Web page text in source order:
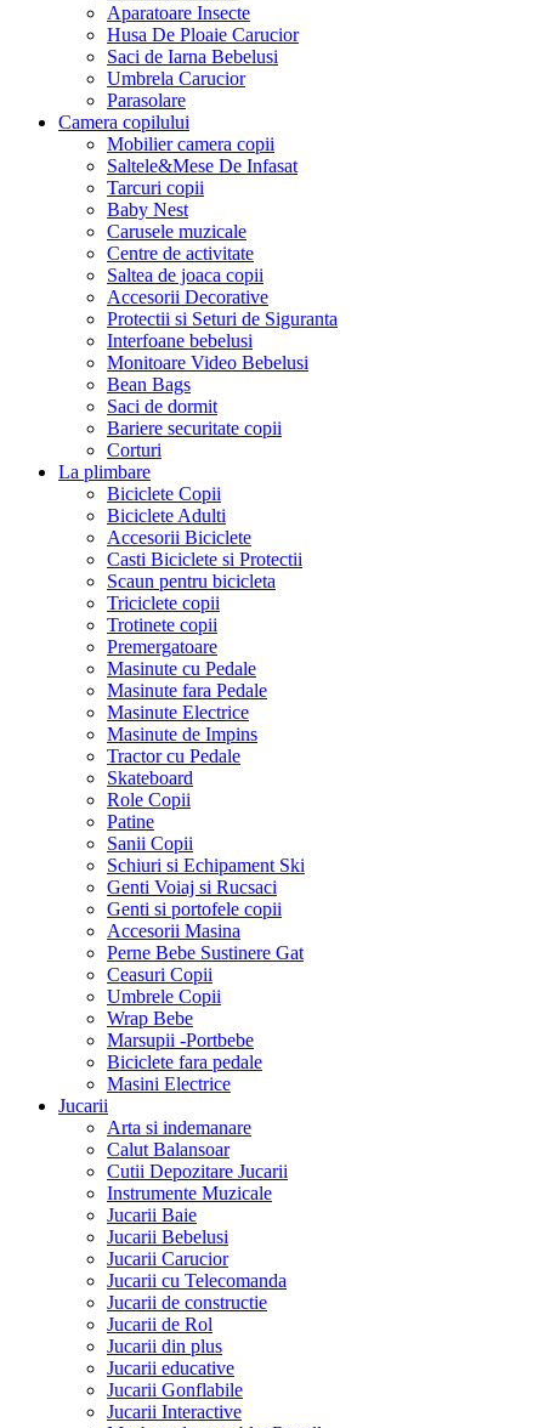
Aparatoare Insecte
Husa De Ploaie Carucior
Saci de Iarna Bebelusi
Umbrela Carucior
Parasolare
Camera copilului
Mobilier camera copii
Saltele&Mese De Infasat
Tarcuri copii
Baby Nest
Carusele muzicale
Centre de activitate
Saltea de joaca copii
Accesorii Decorative
Protectii si Seturi de Siguranta
Interfoane bebelusi
Monitoare Video Bebelusi
Bean Bags
Saci de dormit
Bariere securitate copii
Corturi
La plimbare
Biciclete Copii
Biciclete Adulti
Accesorii Biciclete
Casti Biciclete si Protectii
Scaun pentru bicicleta
Triciclete copii
Trotinete copii
Premergatoare
Masinute cu Pedale
Masinute fara Pedale
Masinute Electrice
Masinute de Impins
Tractor cu Pedale
Skateboard
Role Copii
Patine
Sanii Copii
Schiuri si Echipament Ski
Genti Voiaj si Rucsaci
Genti si portofele copii
Accesorii Masina
Perne Bebe Sustinere Gat
Ceasuri Copii
Umbrele Copii
Wrap Bebe
Marsupii -Portbebe
Biciclete fara pedale
Masini Electrice
Jucarii
Arta si indemanare
Calut Balansoar
Cutii Depozitare Jucarii
Instrumente Muzicale
Jucarii Baie
Jucarii Bebelusi
Jucarii Carucior
Jucarii cu Telecomanda
Jucarii de constructie
Jucarii de Rol
Jucarii din plus
Jucarii educative
Jucarii Gonflabile
Jucarii Interactive